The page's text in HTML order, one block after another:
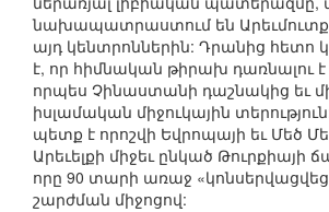
նախապատրաստում են
այդ կենտրոններին: Դրանից հետո
է, որ հիմնական թիրախ դառնալու
որպես Չինաստանի դաշնակից եւ
իսլամական միջուկային
պետք է որոշվի Եվրոպայի եւ Մեծ
Արեւելքի միջեւ ընկած Թուրքիայի
որը 90 տարի առաջ
շարժման միջոցով: